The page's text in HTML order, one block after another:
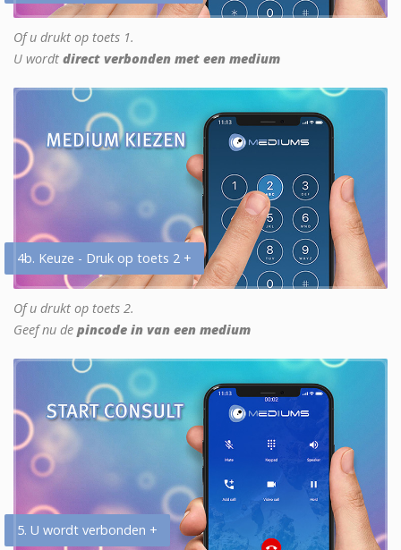
Of u drukt op toets 1.
U wordt direct verbonden met een medium
4b. Keuze - Druk op toets 2 +
Of u drukt op toets 2.
Geef nu de pincode in van een medium
5. U wordt verbonden +